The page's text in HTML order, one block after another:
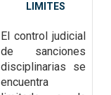
LIMITES
El control judicial
de sanciones
disciplinarias se
encuentra